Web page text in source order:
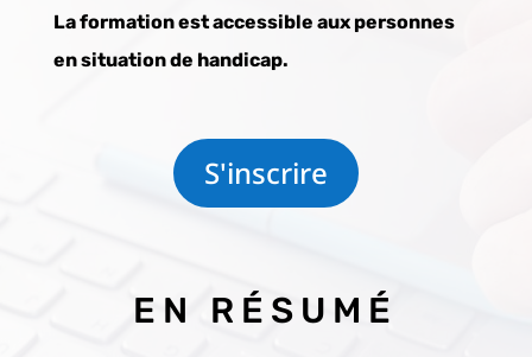
La formation est accessible aux personnes
en situation de handicap.
S'inscrire
EN RÉSUMÉ